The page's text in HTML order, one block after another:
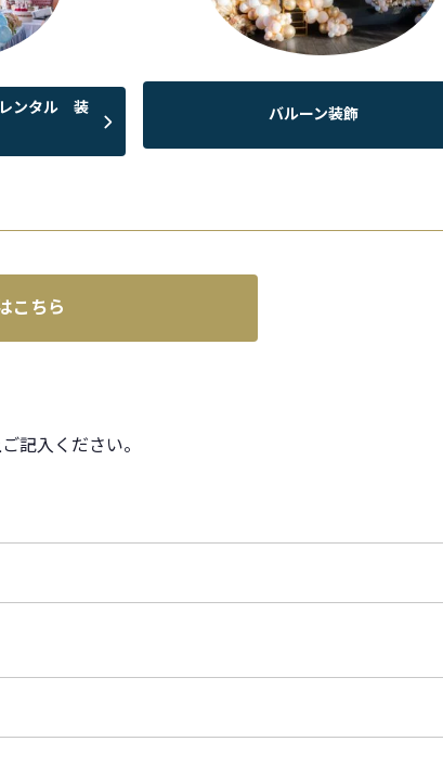
レンタル 装
バルーン装飾
こちら
記入ください。